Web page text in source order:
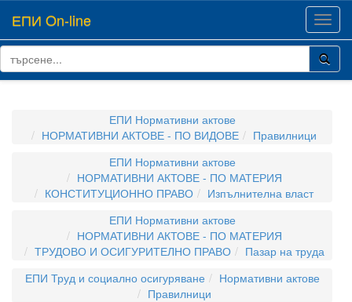
ЕПИ On-line
ЕПИ Нормативни актове
НОРМАТИВНИ АКТОВЕ - ПО ВИДОВЕ
Правилници
ЕПИ Нормативни актове
НОРМАТИВНИ АКТОВЕ - ПО МАТЕРИЯ
КОНСТИТУЦИОННО ПРАВО
Изпълнителна власт
ЕПИ Нормативни актове
НОРМАТИВНИ АКТОВЕ - ПО МАТЕРИЯ
ТРУДОВО И ОСИГУРИТЕЛНО ПРАВО
Пазар на труда
ЕПИ Труд и социално осигуряване
Нормативни актове
Правилници